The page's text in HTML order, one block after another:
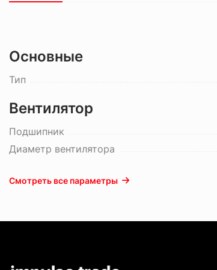
Основные
Тип
Вентилятор
Подшипник
Диаметр вентилятора
Смотреть все параметры